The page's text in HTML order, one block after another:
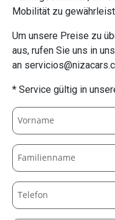
Mobilität zu
Um unsere Preise zu
aus, rufen Sie uns in
an
* Service gültig in
Vorname
Familienname
Telefon